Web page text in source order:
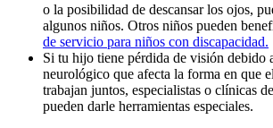
o la posibilidad de descansar los ojos,
algunos niños. Otros niños pueden
de servicio para niños con discapacidad.
Si tu hijo tiene pérdida de visión debido
neurológico que afecta la forma en que
trabajan juntos, especialistas o clínicas
pueden darle herramientas especiales.